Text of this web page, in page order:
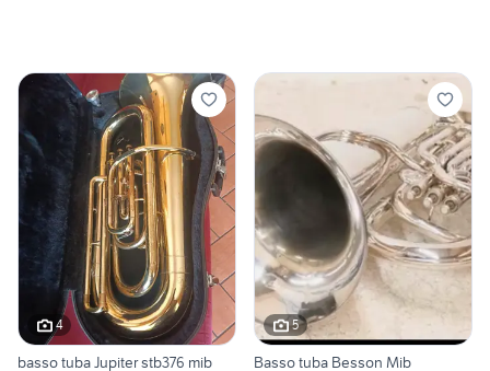
4
basso tuba Jupiter stb376 mib
5
Basso tuba Besson Mib